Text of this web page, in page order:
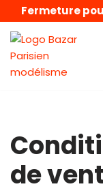
Aller
au
contenu
Fermeture
de